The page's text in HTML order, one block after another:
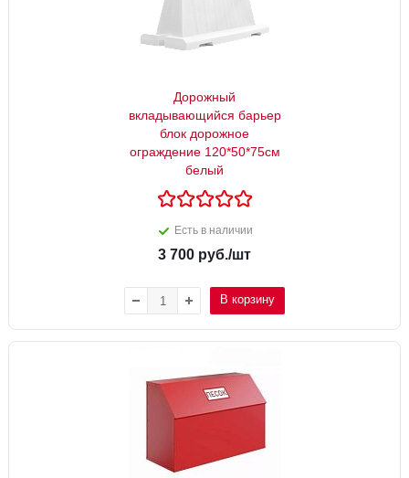
Дорожный
вкладывающийся барьер
блок дорожное
ограждение 120*50*75см
белый
Есть в наличии
3 700 руб./шт
В корзину